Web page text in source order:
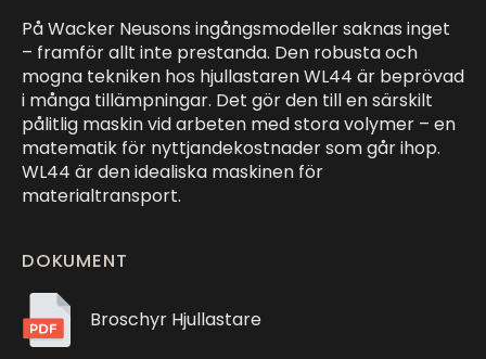
På Wacker Neusons ingångsmodeller saknas inget
– framför allt inte prestanda. Den robusta och
mogna tekniken hos hjullastaren WL44 är beprövad
i många tillämpningar. Det gör den till en särskilt
pålitlig maskin vid arbeten med stora volymer – en
matematik för nyttjandekostnader som går ihop.
WL44 är den idealiska maskinen för
materialtransport.
DOKUMENT
Broschyr Hjullastare